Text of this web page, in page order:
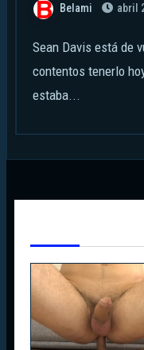
Belami abril
Sean Davis está de vuelta en BelAmiOnline. Estamos
contentos tenerlo
estaba...